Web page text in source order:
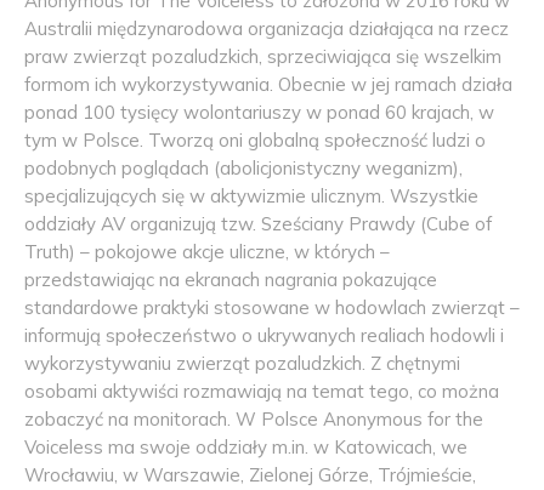
Australii międzynarodowa organizacja działająca na rzecz
praw zwierząt pozaludzkich, sprzeciwiająca się wszelkim
formom ich wykorzystywania. Obecnie w jej ramach działa
ponad 100 tysięcy wolontariuszy w ponad 60 krajach, w
tym w Polsce. Tworzą oni globalną społeczność ludzi o
podobnych poglądach (abolicjonistyczny weganizm),
specjalizujących się w aktywizmie ulicznym. Wszystkie
oddziały AV organizują tzw. Sześciany Prawdy (Cube of
Truth) – pokojowe akcje uliczne, w których –
przedstawiając na ekranach nagrania pokazujące
standardowe praktyki stosowane w hodowlach zwierząt –
informują społeczeństwo o ukrywanych realiach hodowli i
wykorzystywaniu zwierząt pozaludzkich. Z chętnymi
osobami aktywiści rozmawiają na temat tego, co można
zobaczyć na monitorach. W Polsce Anonymous for the
Voiceless ma swoje oddziały m.in. w Katowicach, we
Wrocławiu, w Warszawie, Zielonej Górze, Trójmieście,